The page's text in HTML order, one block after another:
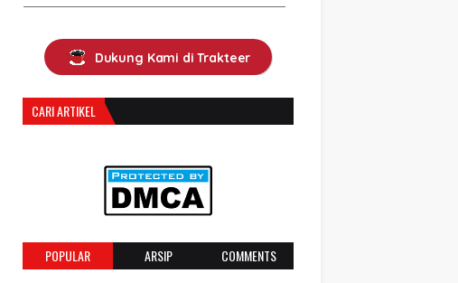
Dukung Kami di Trakteer
CARI ARTIKEL
POPULAR ARSIP COMMENTS